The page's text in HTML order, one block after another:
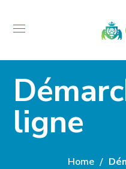
ligne
Home